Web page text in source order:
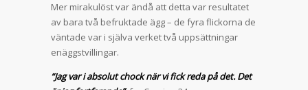
Mer mirakulöst var ändå att detta var resultatet
av bara två befruktade ägg – de fyra flickorna de
väntade var i själva verket två uppsättningar
enäggstvillingar.
“Jag var i absolut chock när vi fick reda på det. Det